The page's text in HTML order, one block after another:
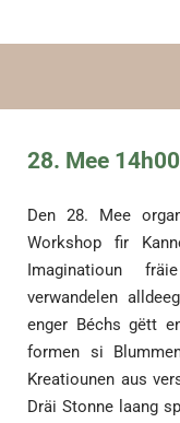
28. Mee
Den 28. Mee
Workshop fir
Imaginatioun
verwandelen
enger Béchs gëtt
formen si
Kreatiounen aus
Dräi Stonne laang